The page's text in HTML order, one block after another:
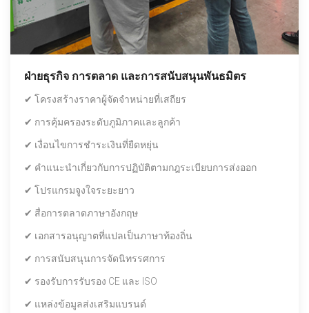
ฝ่ายธุรกิจ การตลาด และการสนับสนุนพันธมิตร
✔ โครงสร้างราคาผู้จัดจำหน่ายที่เสถียร
✔ การคุ้มครองระดับภูมิภาคและลูกค้า
✔ เงื่อนไขการชำระเงินที่ยืดหยุ่น
✔ คำแนะนำเกี่ยวกับการปฏิบัติตามกฎระเบียบการส่งออก
✔ โปรแกรมจูงใจระยะยาว
✔ สื่อการตลาดภาษาอังกฤษ
✔ เอกสารอนุญาตที่แปลเป็นภาษาท้องถิ่น
✔ การสนับสนุนการจัดนิทรรศการ
✔ รองรับการรับรอง CE และ ISO
✔ แหล่งข้อมูลส่งเสริมแบรนด์